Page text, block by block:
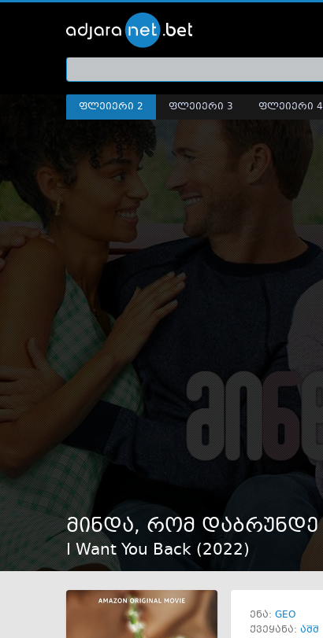
ფლეიერი 2 ფლეიერი 3 ფლეიერი 4
მინდა, რომ დაბრუნდე
I Want You Back (2022)
ენა: GEO
ქვეყანა: აშშ